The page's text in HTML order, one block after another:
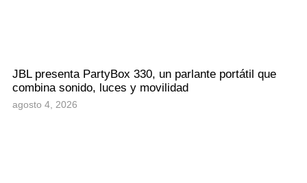
JBL presenta PartyBox 330, un parlante portátil que
combina sonido, luces y movilidad
agosto 4, 2026